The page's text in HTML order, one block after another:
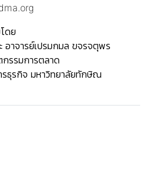
ดย
อาจารย์เปรมกมล ขจรจตุพร
กรรมการตลาด
รธุรกิจ มหาวิทยาลัยทักษิณ